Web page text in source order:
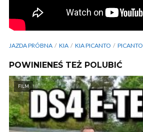
JAZDA PRÓBNA KIA KIA PICANTO PICANTO
POWINIENEŚ TEŻ POLUBIĆ
FILM